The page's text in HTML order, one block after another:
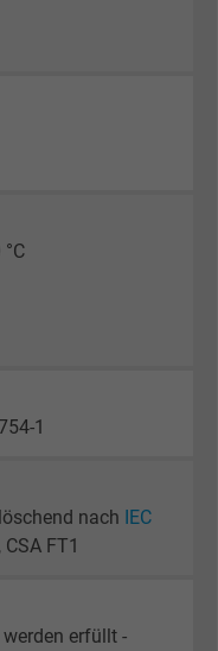
1
nach IEC
, CSA FT1
werden erfüllt -